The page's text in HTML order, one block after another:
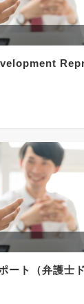
ート（弁護士